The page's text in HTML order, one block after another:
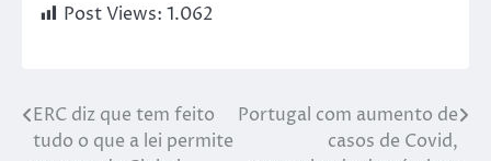
Post Views: 1.062
ERC diz que tem feito
tudo o que a lei permite
Portugal com aumento de
casos de Covid,